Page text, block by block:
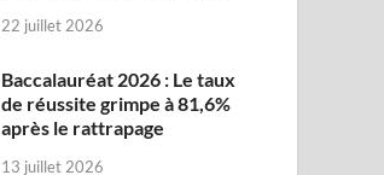
22 juillet 2026
Baccalauréat 2026 : Le taux
de réussite grimpe à 81,6%
après le rattrapage
13 juillet 2026